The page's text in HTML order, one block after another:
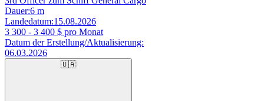
Dauer:6 m
Landedatum:15.08.2026
3 300 - 3 400 $ pro Monat
Datum der Erstellung/Aktualisierung:
06.03.2026
🇺🇦